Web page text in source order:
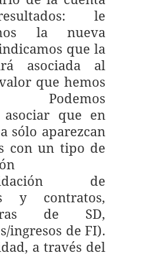
le
la nueva
que la
asociada al
que hemos
Podemos
asociar que en
sólo aparezcan
con un tipo de
de
y contratos,
de SD,
ingresos de FI).
a través del